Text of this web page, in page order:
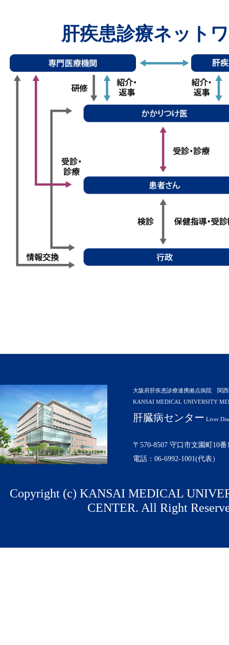
肝疾患診療ネット
大阪府肝疾患診療連携拠点病院 関
KANSAI MEDICAL UNIVERSITY
肝臓病センター Liver
〒570-8507 守口市文園町10番
電話：06-6992-1001(代表）
Copyright (c) KANSAI MEDICAL
CENTER. All Right